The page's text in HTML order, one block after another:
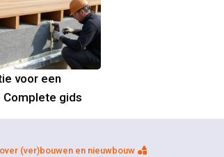
voor een
Complete gids
(ver)bouwen en nieuwbouw